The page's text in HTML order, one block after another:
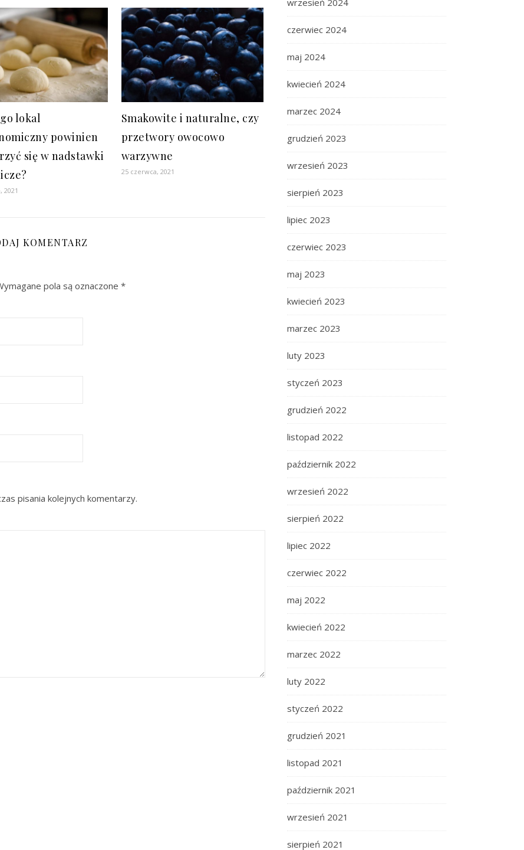
lokal
powinien
się w nadstawki
2021
Smakowite i naturalne, czy
przetwory owocowo
warzywne
25 czerwca, 2021
KOMENTARZ
pola są oznaczone *
pisania kolejnych komentarzy.
wrzesień 2024
czerwiec 2024
maj 2024
kwiecień 2024
marzec 2024
grudzień 2023
wrzesień 2023
sierpień 2023
lipiec 2023
czerwiec 2023
maj 2023
kwiecień 2023
marzec 2023
luty 2023
styczeń 2023
grudzień 2022
listopad 2022
październik 2022
wrzesień 2022
sierpień 2022
lipiec 2022
czerwiec 2022
maj 2022
kwiecień 2022
marzec 2022
luty 2022
styczeń 2022
grudzień 2021
listopad 2021
październik 2021
wrzesień 2021
sierpień 2021